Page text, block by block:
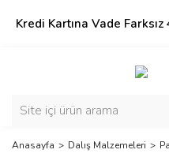
Kredi Kartına Vade
Anasayfa Dalış Malzemeleri